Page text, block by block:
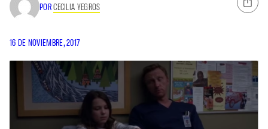
PORCECILIA YEGROS
16 DE NOVIEMBRE, 2017